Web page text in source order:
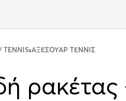
TENNIS›ΑΞΕΣΟΥΆΡ ΤΈΝΝΙΣ
ρακέτας